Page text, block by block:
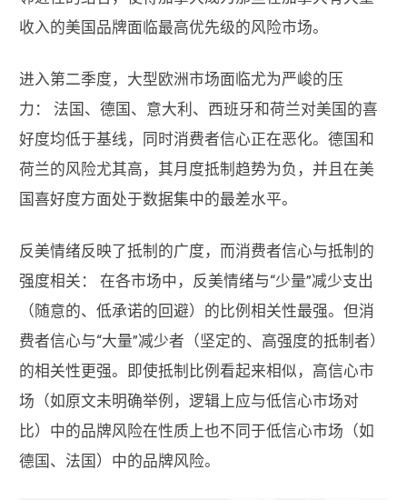
收入的美国品牌面临最高优先级的风险市场。
进入第二季度，大型欧洲市场面临尤为严峻的压
力： 法国、德国、意大利、西班牙和荷兰对美国的喜
好度均低于基线，同时消费者信心正在恶化。德国和
荷兰的风险尤其高，其月度抵制趋势为负，并且在美
国喜好度方面处于数据集中的最差水平。
反美情绪反映了抵制的广度，而消费者信心与抵制的
强度相关： 在各市场中，反美情绪与“少量”减少支出
（随意的、低承诺的回避）的比例相关性最强。但消
费者信心与“大量”减少者（坚定的、高强度的抵制者）
的相关性更强。即使抵制比例看起来相似，高信心市
场（如原文未明确举例，逻辑上应与低信心市场对
比）中的品牌风险在性质上也不同于低信心市场（如
德国、法国）中的品牌风险。